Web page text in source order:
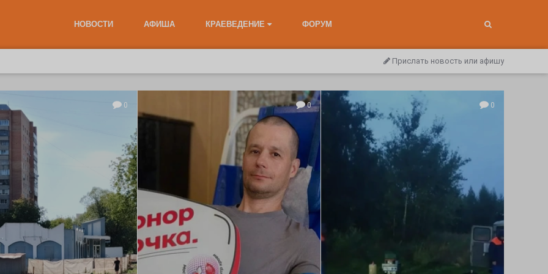
НОВОСТИ АФИША КРАЕВЕДЕНИЕ ФОРУМ
Прислать новость или афишу
0 0 0